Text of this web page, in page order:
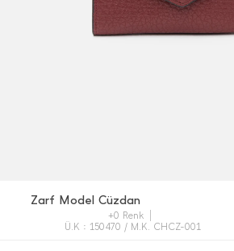
Zarf Model Cüzdan
+0 Renk
Ü.K : 150470 / M.K. CHCZ-001